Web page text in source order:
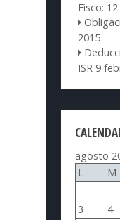
Fisco:
2015
ISR 9
agosto
L
M
3
4